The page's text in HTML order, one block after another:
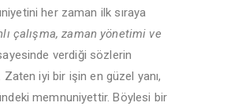
her zaman ilk sıraya
çalışma, zaman yönetimi ve
verdiği sözlerin
Zaten iyi bir işin en güzel yanı,
memnuniyettir. Böylesi bir